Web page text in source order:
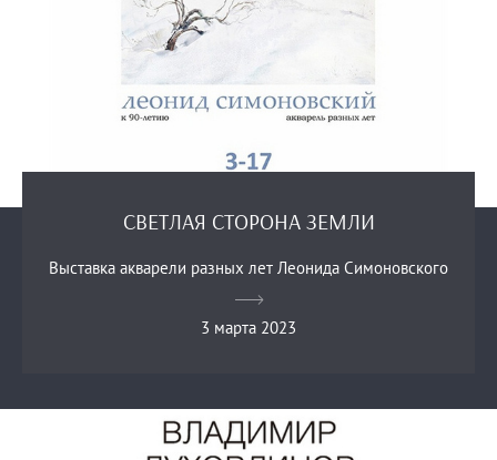
СВЕТЛАЯ СТОРОНА ЗЕМЛИ
Выставка акварели разных лет Леонида Симоновского
3 марта 2023